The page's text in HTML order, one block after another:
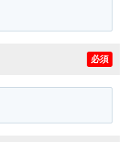
必須